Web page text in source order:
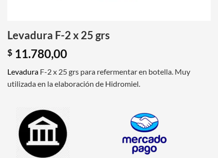
Levadura F-2 x 25 grs
$ 11.780,00
Levadura F-2 x 25 grs para refermentar en botella. Muy
utilizada en la elaboración de Hidromiel.